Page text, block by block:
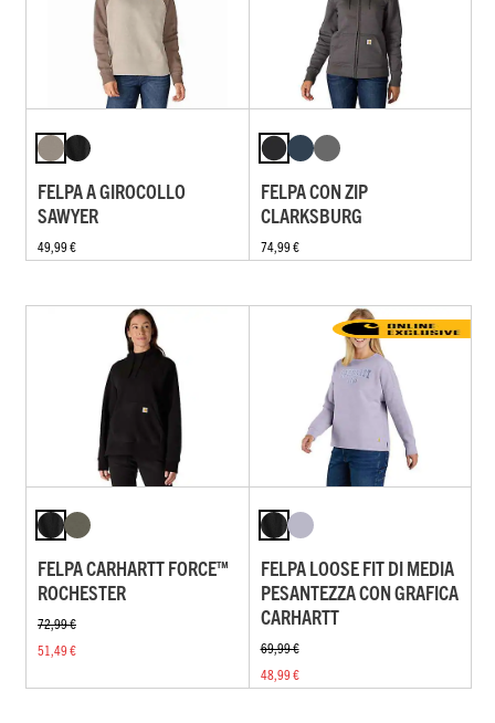
FELPA A GIROCOLLO
SAWYER
49,99 €
FELPA CON ZIP
CLARKSBURG
74,99 €
FELPA CARHARTT FORCE™
ROCHESTER
72,99 €
51,49 €
FELPA LOOSE FIT DI MEDIA
PESANTEZZA CON GRAFICA
CARHARTT
69,99 €
48,99 €